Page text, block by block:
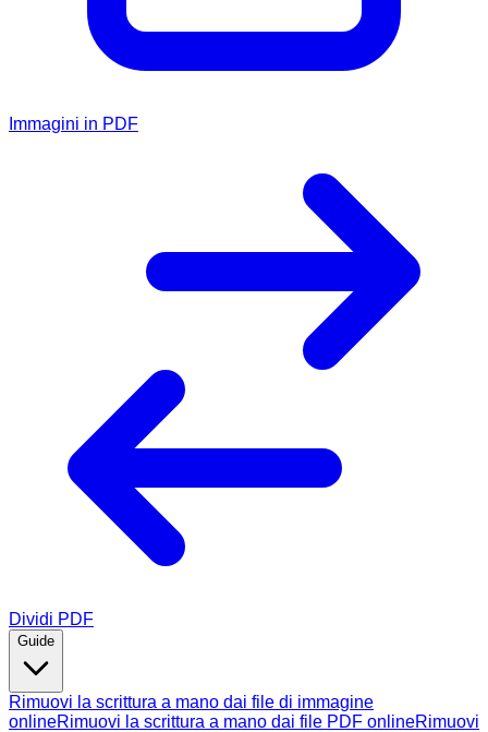
Immagini in PDF
Dividi PDF
Guide
Rimuovi la scrittura a mano dai file di immagine
onlineRimuovi la scrittura a mano dai file PDF onlineRimuovi